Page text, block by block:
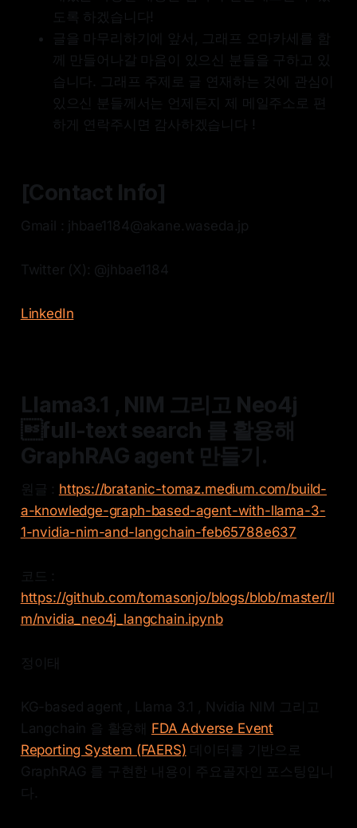
도록 하겠습니다!
글을 마무리하기에 앞서, 그래프 오마카세를 함
께 만들어나갈 마음이 있으신 분들을 구하고 있
습니다. 그래프 주제로 글 연재하는 것에 관심이
있으신 분들께서는 언제든지 제 메일주소로 편
하게 연락주시면 감사하겠습니다 !
[Contact Info]
Gmail : jhbae1184@akane.waseda.jp
Twitter (X): @jhbae1184
LinkedIn
Llama3.1 , NIM 그리고 Neo4j
full-text search 를 활용해
GraphRAG agent 만들기.
원글 : https://bratanic-tomaz.medium.com/build-
a-knowledge-graph-based-agent-with-llama-3-
1-nvidia-nim-and-langchain-feb65788e637
코드 :
https://github.com/tomasonjo/blogs/blob/master/ll
m/nvidia_neo4j_langchain.ipynb
정이태
KG-based agent , Llama 3.1 , Nvidia NIM 그리고
Langchain 을 활용해 FDA Adverse Event
Reporting System (FAERS) 데이터를 기반으로
GraphRAG 를 구현한 내용이 주요골자인 포스팅입니
다.